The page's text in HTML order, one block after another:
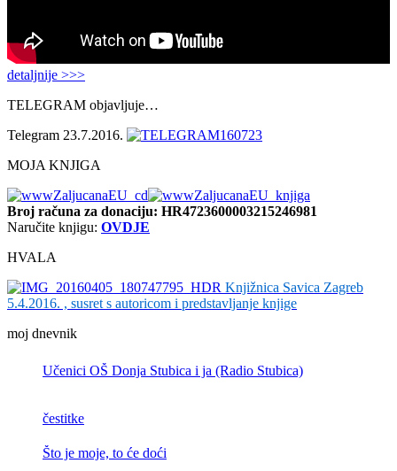
detaljnije >>>
TELEGRAM objavljuje…
Telegram 23.7.2016.
MOJA KNJIGA
Broj računa za donaciju: HR4723600003215246981
Naručite knjigu: OVDJE
HVALA
Knjižnica Savica Zagreb
5.4.2016. , susret s autoricom i predstavljanje knjige
moj dnevnik
Učenici OŠ Donja Stubica i ja (Radio Stubica)
čestitke
Što je moje, to će doći